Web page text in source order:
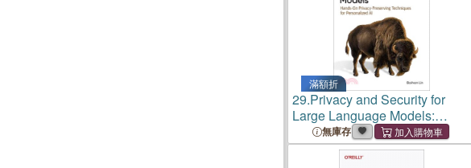
滿額折
29.Privacy and Security for
Large Language Models:
Hands-On Privacy-Preserving
Techniques for Personalized AI
無庫存